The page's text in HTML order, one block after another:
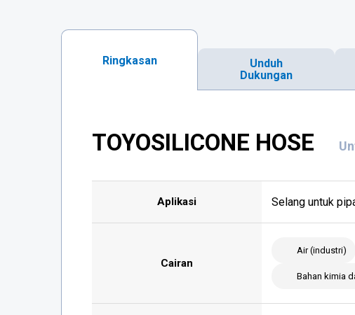
Ringkasan
Unduh
Dukungan
TOYOSILICONE HOSE
Aplikasi Selang untuk
Cairan
Air (industri)
Bahan kimia